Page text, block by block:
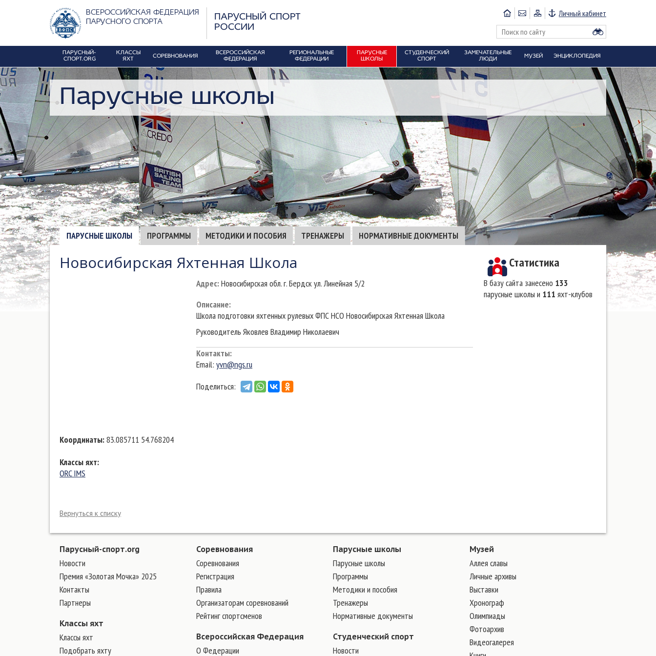
ВСЕРОССИЙСКАЯ ФЕДЕРАЦИЯ
ПАРУСНОГО СПОРТА
ПАРУСНЫЙ СПОРТ
РОССИИ
Личный кабинет
ПАРУСНЫЙ-
СПОРТ.ORG
КЛАССЫ
ЯХТ
СОРЕВНОВАНИЯ
ВСЕРОССИЙСКАЯ
ФЕДЕРАЦИЯ
РЕГИОНАЛЬНЫЕ
ФЕДЕРАЦИИ
ПАРУСНЫЕ
ШКОЛЫ
СТУДЕНЧЕСКИЙ
СПОРТ
ЗАМЕЧАТЕЛЬНЫЕ
ЛЮДИ
МУЗЕЙ ЭНЦИКЛОПЕДИЯ
Парусные школы
ПАРУСНЫЕ ШКОЛЫ ПРОГРАММЫ МЕТОДИКИ И ПОСОБИЯ ТРЕНАЖЕРЫ НОРМАТИВНЫЕ ДОКУМЕНТЫ
Новосибирская Яхтенная Школа
Координаты:83.085711 54.768204
Классы яхт:
ORC IMS
Адрес:Новосибирская обл. г. Бердск ул. Линейная 5/2
Описание:
Школа подготовки яхтенных рулевых ФПС НСО Новосибирская Яхтенная Школа
Руководитель Яковлев Владимир Николаевич
Контакты:
Email: yvn@ngs.ru
Поделиться:
Вернуться к списку
Статистика
В базу сайта занесено 133
парусные школы и 111 яхт-клубов
Парусный-спорт.org
Новости
Премия «Золотая Мочка» 2025
Контакты
Партнеры
Классы яхт
Классы яхт
Подобрать яхту
Соревнования
Соревнования
Регистрация
Правила
Организаторам соревнований
Рейтинг спортсменов
Всероссийская Федерация
О Федерации
Парусные школы
Парусные школы
Программы
Методики и пособия
Тренажеры
Нормативные документы
Студенческий спорт
Новости
Музей
Аллея славы
Личные архивы
Выставки
Хронограф
Олимпиады
Фотоархив
Видеогалерея